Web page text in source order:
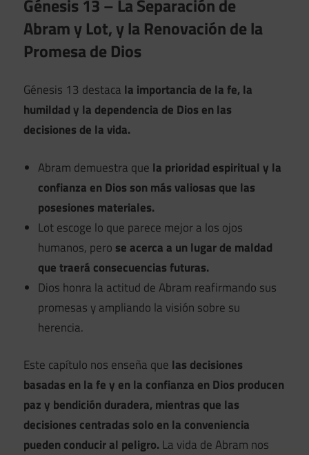
Génesis 13 – La Separación de
Abram y Lot, y la Renovación de la
Promesa de Dios
Génesis 13 destaca la importancia de la fe, la
humildad y la dependencia de Dios en las
decisiones de la vida.
Abram demuestra que la prioridad espiritual y la
confianza en Dios son más valiosas que las
posesiones materiales.
Lot escoge lo que parece mejor a los ojos
humanos, pero se acerca a un lugar de maldad
que traerá consecuencias futuras.
Dios honra la actitud de Abram reafirmando sus
promesas y ampliando la visión sobre su
herencia.
Este capítulo nos enseña que las decisiones
basadas en la fe y en la confianza en Dios producen
paz y bendición duradera, mientras que las
decisiones centradas solo en la conveniencia
pueden conducir al peligro. La vida de Abram nos